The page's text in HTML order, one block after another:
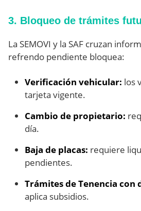
3. Bloqueo de trámites
La SEMOVI y la SAF cruzan
refrendo pendiente bloquea:
Verificación vehicular: los
tarjeta vigente.
Cambio de propietario:
día.
Baja de placas: requiere
pendientes.
Trámites de Tenencia con
aplica subsidios.